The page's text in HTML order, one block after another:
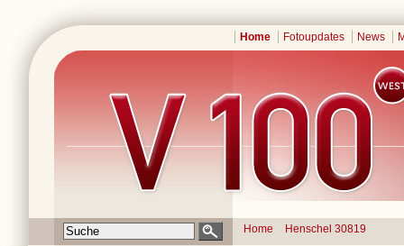
Home Fotoupdates News
Home Henschel 30819